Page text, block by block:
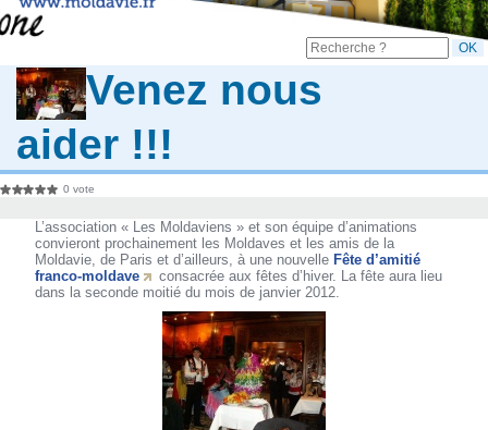
Venez nous
aider !!!
0 vote
L’association « Les Moldaviens » et son équipe d’animations
convieront prochainement les Moldaves et les amis de la
Moldavie, de Paris et d’ailleurs, à une nouvelle Fête d’amitié
franco-moldave
consacrée aux fêtes d’hiver. La fête aura lieu
dans la seconde moitié du mois de janvier 2012.